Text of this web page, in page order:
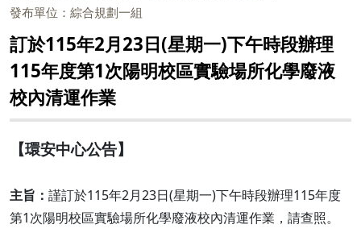
發布單位：綜合規劃一組
訂於115年2月23日(星期一)下午時段辦理
115年度第1次陽明校區實驗場所化學廢液
校內清運作業
【環安中心公告】
主旨： 謹訂於115年2月23日(星期一)下午時段辦理115年度
第1次陽明校區實驗場所化學廢液校內清運作業，請查照。